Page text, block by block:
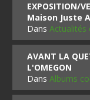
EXPOSITION/
Maison Juste
DansActualités
AVANT LA
L'OMEGON
DansAlbums